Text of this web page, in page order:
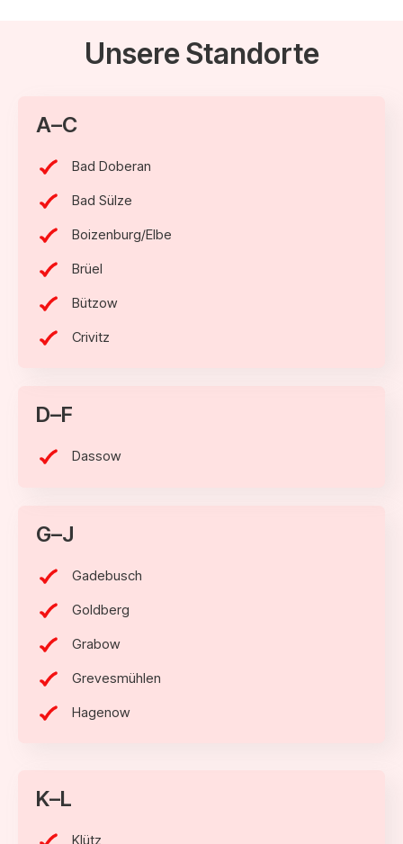
Unsere Standorte
A–C
Bad Doberan
Bad Sülze
Boizenburg/Elbe
Brüel
Bützow
Crivitz
D–F
Dassow
G–J
Gadebusch
Goldberg
Grabow
Grevesmühlen
Hagenow
K–L
Klütz